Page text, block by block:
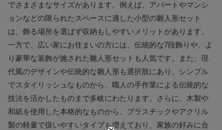
でさまざまなサイズがあります。例えば、アパートやマンシ
ョンなどの限られたスペースに適した小型の雛人形セット
は、飾る場所を選ばず収納もしやすいメリットがあります。
一方で、広い家にお住まいの方には、伝統的な7段飾りや、よ
り豪華な装飾が施された雛人形セットも人気です。また、現
代風のデザインや伝統的な雛人形も選択肢にあり、シンプル
でスタイリッシュなものから、職人の手作業による伝統的な
技法を活かしたものまで多岐にわたります。さらに、木製や
和紙を使用した本格的なものから、プラスチックやアクリル
製の軽量で扱いやすいタイプも増えており、家族の好みに合